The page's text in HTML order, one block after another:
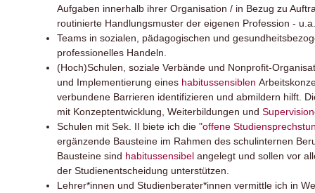
Aufgaben innerhalb ihrer Organisation / in Bezug zu
routinierte Handlungsmuster der eigenen Profession -
Teams in sozialen, pädagogischen und
professionelles Handeln.
(Hoch)Schulen, soziale Verbände und Nonprofit-
und Implementierung eines habitussensiblen
verbundene Barrieren identifizieren und abmildern hilft.
mit Konzeptentwicklung, Weiterbildungen und
Schulen mit Sek. II biete ich die "offene
ergänzende Bausteine im Rahmen des schulinternen
Bausteine sind habitussensibel angelegt und sollen vor
der Studienentscheidung unterstützen.
Lehrer*innen und Studienberater*innen vermittle ich in